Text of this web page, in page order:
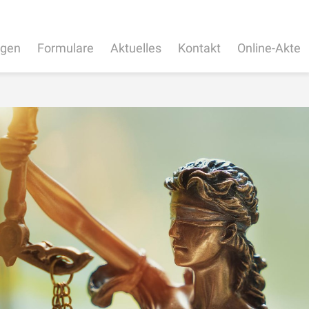
Formulare Aktuelles Kontakt Online-Akte